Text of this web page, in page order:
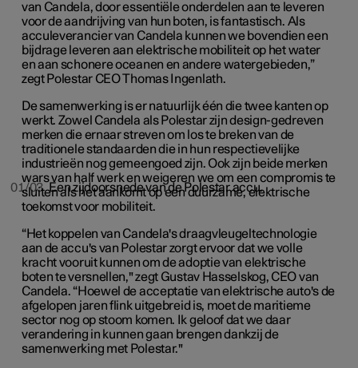
01/03 Een zijdoorsnede van de Polestar accu.
van Candela, door essentiële onderdelen aan te leveren
voor de aandrijving van hun boten, is fantastisch. Als
acculeverancier van Candela kunnen we bovendien een
bijdrage leveren aan elektrische mobiliteit op het water
en aan schonere oceanen en andere watergebieden,”
zegt Polestar CEO Thomas Ingenlath.
De samenwerking is er natuurlijk één die twee kanten op
werkt. Zowel Candela als Polestar zijn design-gedreven
merken die ernaar streven om los te breken van de
traditionele standaarden die in hun respectievelijke
industrieën nog gemeengoed zijn. Ook zijn beide merken
wars van half werk en weigeren we om een compromis te
sluiten als het aankomt op een duurzame, elektrische
toekomst voor mobiliteit.
“Het koppelen van Candela's draagvleugeltechnologie
aan de accu's van Polestar zorgt ervoor dat we volle
kracht vooruit kunnen om de adoptie van elektrische
boten te versnellen," zegt Gustav Hasselskog, CEO van
Candela. “Hoewel de acceptatie van elektrische auto's de
afgelopen jaren flink uitgebreid is, moet de maritieme
sector nog op stoom komen. Ik geloof dat we daar
verandering in kunnen gaan brengen dankzij de
samenwerking met Polestar."